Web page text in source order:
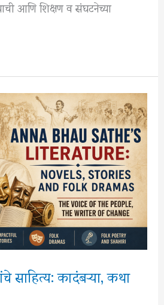
आणि शिक्षण व संघटनेच्या
साहित्य: कादंबऱ्या, कथा